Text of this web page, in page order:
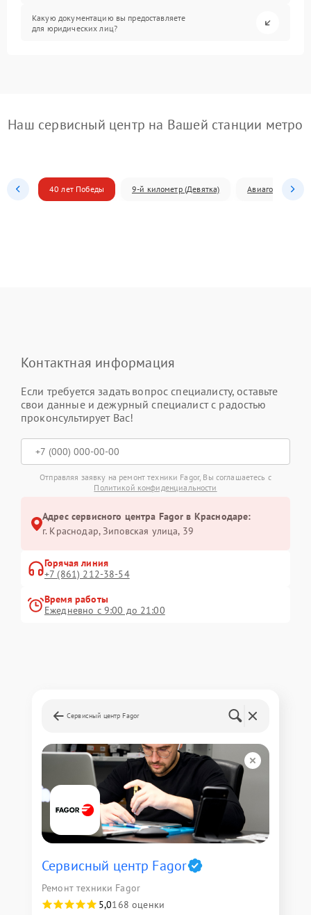
Какую документацию вы предоставляете
для юридических лиц?
Наш сервисный центр на Вашей станции метро
40 лет Победы 9-й километр (Девятка) Авиагородок
Контактная информация
Если требуется задать вопрос специалисту, оставьте
свои данные и дежурный специалист с радостью
проконсультирует Вас!
Отправляя заявку на ремонт техники Fagor, Вы соглашаетесь с
Политикой конфиденциальности
Адрес сервисного центра Fagor в Краснодаре:
г. Краснодар, Зиповская улица, 39
Горячая линия
+7 (861) 212-38-54
Время работы
Ежедневно с 9:00 до 21:00
Сервисный центр Fagor
Сервисный центр Fagor
Ремонт техники Fagor
5,0168 оценки